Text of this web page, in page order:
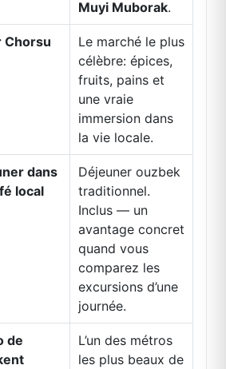
Muyi Muborak.
Chorsu
Le marché le plus
célèbre: épices,
fruits, pains et
une vraie
immersion dans
la vie locale.
dans
local
Déjeuner ouzbek
traditionnel.
Inclus — un
avantage concret
quand vous
comparez les
excursions d’une
journée.
de
L’un des métros
les plus beaux de